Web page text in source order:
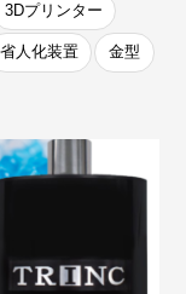
3Dプリンター
省人化装置 金型